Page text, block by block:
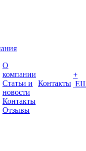
О
компании
Статьи и
новости
Контакты
Отзывы
Контакты
+